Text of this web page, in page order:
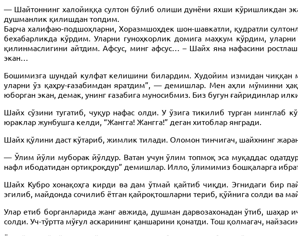
— Шайтоннинг халойиққа султон бўлиб олиши дунёни яхши кўришликдан
душманлик қилишдан топдим.
Барча халифаю-подшоҳларни, Хоразмшоҳдек шон-шавкатли, қудратли
бехабарликда кўрдим. Уларни гуноҳкорлик домига маҳкум кўрдим,
қилинмаслигини айтдим. Афсус, минг афсус… – Шайх яна нафасини
экан…
Бошимизга шундай кулфат келишини билардим. Худойим измидан
уларни ўз қаҳру-ғазабимдан яратдим”, — демишлар. Мен аҳли мўминни
юборган экан, демак, унинг ғазабига муносибмиз. Биз бугун ғайридинлар
Шайх сўзини тугатиб, чуқур нафас олди. У ўзига тикилиб турган минглаб
юраклар жунбушга келди, “Жангга! Жангга!” деган хитоблар янгради.
Шайх қўлини даст кўтариб, жимлик тилади. Оломон тинчигач, шайхнинг
— Ўлим йўли муборак йўлдур. Ватан учун ўлим топмоқ эса муқаддас
нафл ибодатидан ортиқроқдур” демишлар. Илло, ўлимимиз бошқаларга
Шайх Кубро хонақоҳга кирди ва дам ўтмай қайтиб чиқди. Эгнидаги бир
эгилиб, майдонда сочилиб ётган қайроқтошларни териб, қўйнига солди ва
Улар етиб борганларида жанг авжида, душман дарвозахонадан ўтиб,
солди. Уч-тўртта мўғул аскарининг қаншарини қонатди. Тош қолмагач,